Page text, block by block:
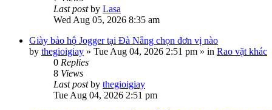
Last postby Lasa
Wed Aug 05, 2026 8:35 am
Giày bảo hộ Jogger tại Đà Nẵng chọn đơn vị nào
by thegioigiay » Tue Aug 04, 2026 2:51 pm » in Rao vặt khác
0 Replies
8 Views
Last postby thegioigiay
Tue Aug 04, 2026 2:51 pm